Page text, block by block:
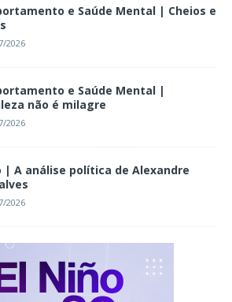
e Saúde Mental | Cheios e
2026
e Saúde Mental |
não é milagre
2026
| A análise política de Alexandre
2026